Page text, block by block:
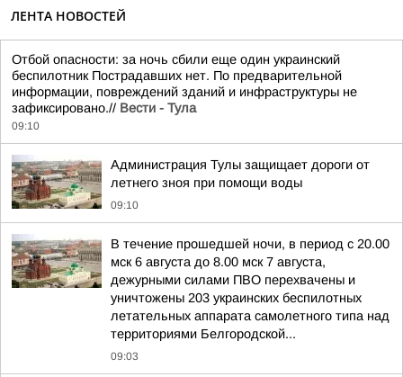
ЛЕНТА НОВОСТЕЙ
Отбой опасности: за ночь сбили еще один украинский
беспилотник Пострадавших нет. По предварительной
информации, повреждений зданий и инфраструктуры не
зафиксировано.// Вести - Тула
09:10
Администрация Тулы защищает дороги от
летнего зноя при помощи воды
09:10
В течение прошедшей ночи, в период с 20.00
мск 6 августа до 8.00 мск 7 августа,
дежурными силами ПВО перехвачены и
уничтожены 203 украинских беспилотных
летательных аппарата самолетного типа над
территориями Белгородской...
09:03